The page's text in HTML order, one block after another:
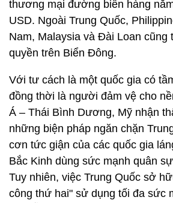
thương mại đường biển hàng
USD. Ngoài Trung Quốc,
Nam, Malaysia và Đài Loan cũng
quyền trên Biển Đông.
Với tư cách là một quốc gia có
đồng thời là người đảm vệ cho
Á – Thái Bình Dương, Mỹ nhận
những biện pháp ngăn chặn
cơn tức giận của các quốc gia
Bắc Kinh dùng sức mạnh quân
Tuy nhiên, việc Trung Quốc sở
công thứ hai" sử dụng tối đa sức